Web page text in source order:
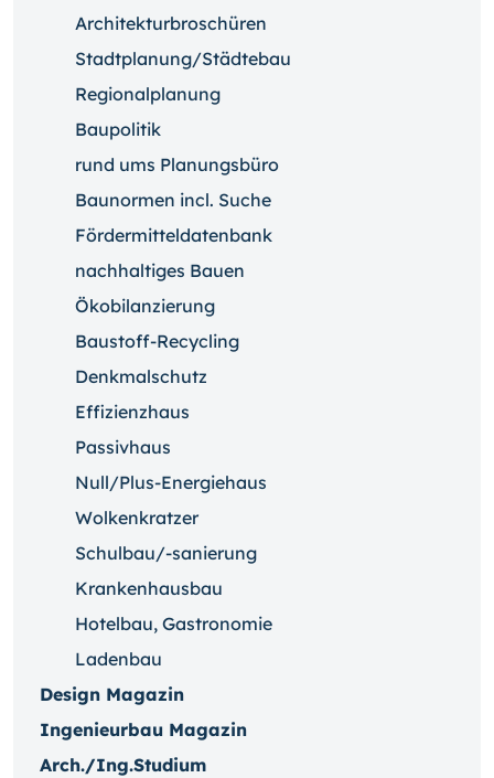
Architekturbroschüren
Stadtplanung/Städtebau
Regionalplanung
Baupolitik
rund ums Planungsbüro
Baunormen incl. Suche
Fördermitteldatenbank
nachhaltiges Bauen
Ökobilanzierung
Baustoff-Recycling
Denkmalschutz
Effizienzhaus
Passivhaus
Null/Plus-Energiehaus
Wolkenkratzer
Schulbau/-sanierung
Krankenhausbau
Hotelbau, Gastronomie
Ladenbau
Design Magazin
Ingenieurbau Magazin
Arch./Ing.Studium